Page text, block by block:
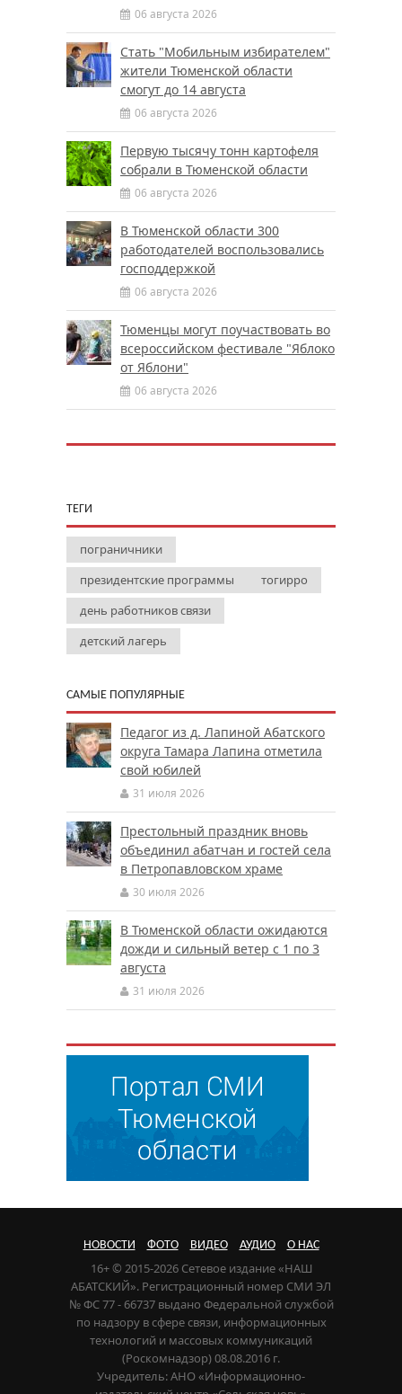
06 августа 2026
Стать "Мобильным избирателем"
жители Тюменской области
смогут до 14 августа
06 августа 2026
Первую тысячу тонн картофеля
собрали в Тюменской области
06 августа 2026
В Тюменской области 300
работодателей воспользовались
господдержкой
06 августа 2026
Тюменцы могут поучаствовать во
всероссийском фестивале "Яблоко
от Яблони"
06 августа 2026
ТЕГИ
пограничники
президентские программы
тогирро
день работников связи
детский лагерь
САМЫЕ ПОПУЛЯРНЫЕ
Педагог из д. Лапиной Абатского
округа Тамара Лапина отметила
свой юбилей
31 июля 2026
Престольный праздник вновь
объединил абатчан и гостей села
в Петропавловском храме
30 июля 2026
В Тюменской области ожидаются
дожди и сильный ветер с 1 по 3
августа
31 июля 2026
НОВОСТИ ФОТО ВИДЕО АУДИО О НАС
16+ © 2015-2026 Сетевое издание «НАШ
АБАТСКИЙ». Регистрационный номер СМИ ЭЛ
№ ФС 77 - 66737 выдано Федеральной службой
по надзору в сфере связи, информационных
технологий и массовых коммуникаций
(Роскомнадзор) 08.08.2016 г.
Учредитель: АНО «Информационно-